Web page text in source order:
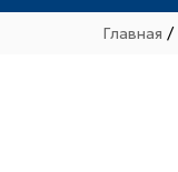
Главная /